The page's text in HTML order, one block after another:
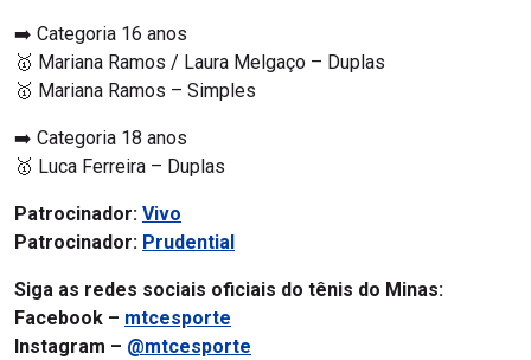
➡️ Categoria 16 anos
🥇 Mariana Ramos / Laura Melgaço – Duplas
🥇 Mariana Ramos – Simples
➡️ Categoria 18 anos
🥇 Luca Ferreira – Duplas
Patrocinador: Vivo
Patrocinador: Prudential
Siga as redes sociais oficiais do tênis do Minas:
Facebook – mtcesporte
Instagram – @mtcesporte